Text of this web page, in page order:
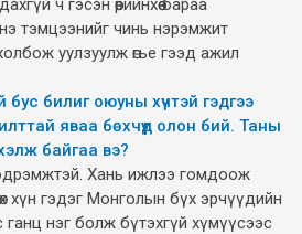
ч гэсэн өөрийнхөө бараа
тэмцээнийг чинь нэрэмжит
уулзуулж өгье гээд ажил
бус билиг оюуны хүчтэй гэдгээ
яваа бөхчүүд олон бий. Таны
байгаа вэ?
Хань ижлээ гомдоож
хүн гэдэг Монголын бүх эрчүүдийн
ганц нэг болж бүтэхгүй хүмүүсээс